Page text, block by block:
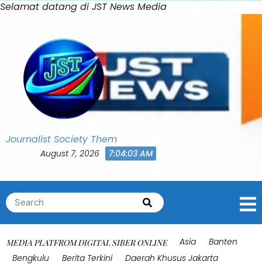
Selamat datang di JST News MediaSkip
Journalist Society Them
August 7, 2026 7:04:07 AM
Search
for:
Search
MEDIA PLATFROM DIGITAL SIBER ONLINE Asia
Banten
Bengkulu
Berita Terkini
Daerah Khusus Jakarta
0
Bahasa Indonesia